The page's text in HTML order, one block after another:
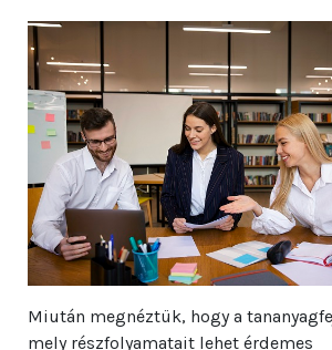
Miután megnéztük, hogy a
mely részfolyamatait lehet érdemes